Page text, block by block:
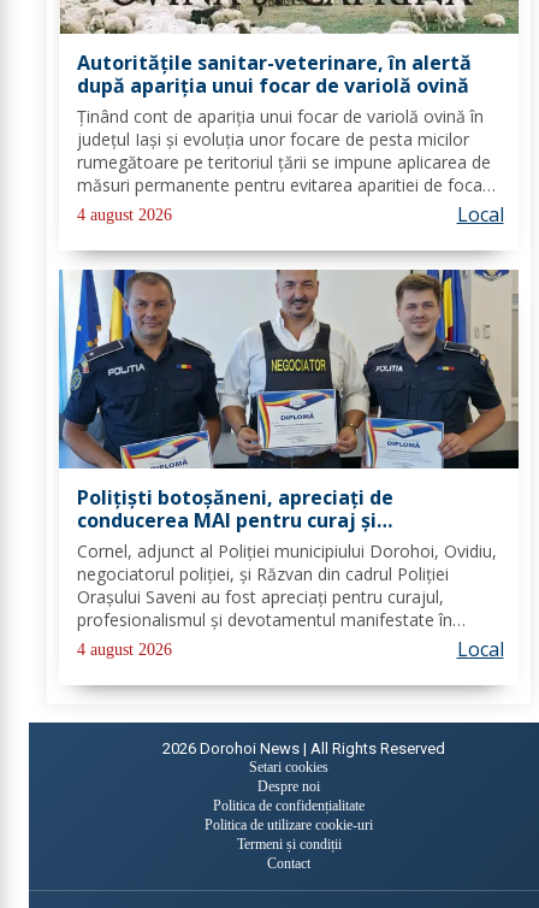
Autorităţile sanitar-veterinare, în alertă
după apariţia unui focar de variolă ovină
Ținând cont de apariția unui focar de variolă ovină în
județul Iași și evoluția unor focare de pesta micilor
rumegătoare pe teritoriul țării se impune aplicarea de
măsuri permanente pentru evitarea aparitiei de focare
de boală pe teritoriul județului Botoșani. D.S.V.S.A
Botoșani informează...
4 august 2026 Local
Polițiști botoșăneni, apreciați de
conducerea MAI pentru curaj și
profesionalism
Cornel, adjunct al Poliției municipiului Dorohoi, Ovidiu,
negociatorul poliției, și Răzvan din cadrul Poliției
Orașului Saveni au fost apreciați pentru curajul,
profesionalismul și devotamentul manifestate în
îndeplinirea atribuțiilor de serviciu, precum și pentru
modul exemplar în care și-au...
4 august 2026 Local
2026 Dorohoi News | All Rights Reserved
Setari cookies
Despre noi
Politica de confidențialitate
Politica de utilizare cookie-uri
Termeni și condiții
Contact